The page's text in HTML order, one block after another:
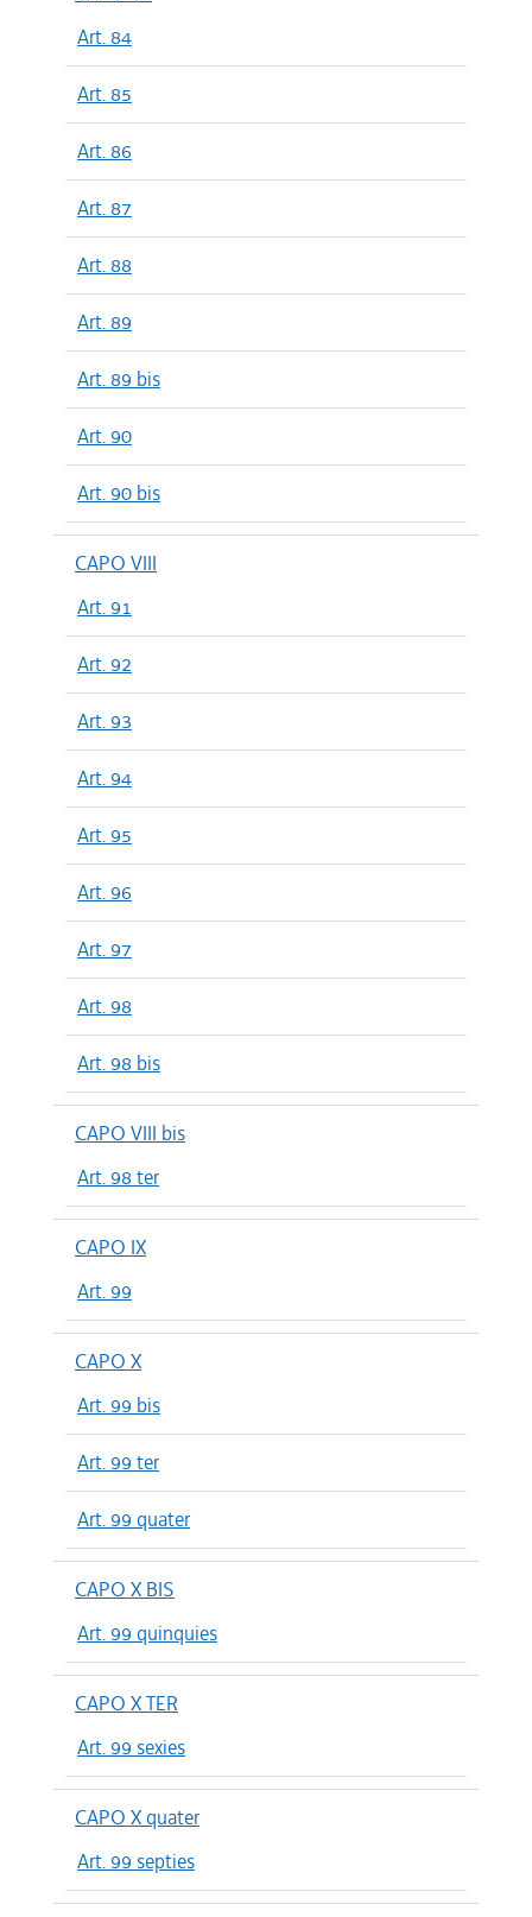
Art. 84
Art. 85
Art. 86
Art. 87
Art. 88
Art. 89
Art. 89 bis
Art. 90
Art. 90 bis
CAPO VIII
Art. 91
Art. 92
Art. 93
Art. 94
Art. 95
Art. 96
Art. 97
Art. 98
Art. 98 bis
CAPO VIII bis
Art. 98 ter
CAPO IX
Art. 99
CAPO X
Art. 99 bis
Art. 99 ter
Art. 99 quater
CAPO X BIS
Art. 99 quinquies
CAPO X TER
Art. 99 sexies
CAPO X quater
Art. 99 septies